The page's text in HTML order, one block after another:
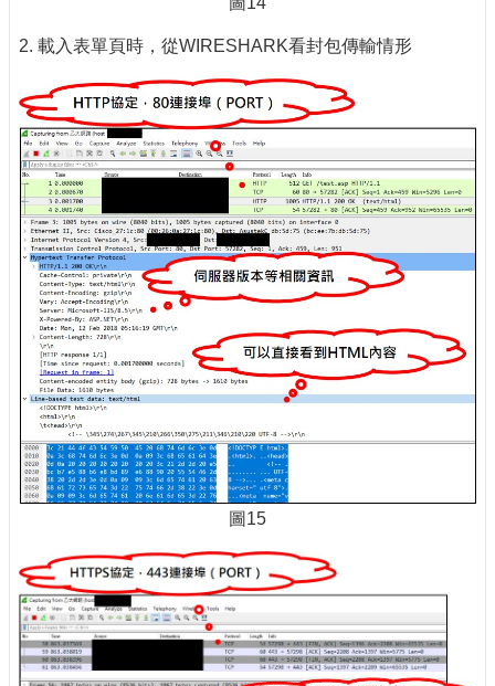
2. 載入表單頁時，從WIRESHARK看封包傳輸情形
圖15